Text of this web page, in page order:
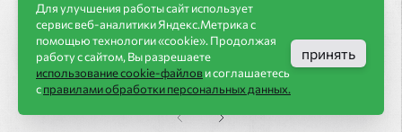
в корзину
Для улучшения работы сайт использует
сервис веб-аналитики Яндекс.Метрика с
помощью технологии «cookie». Продолжая
работу с сайтом, Вы разрешаете
использование cookie-файлови соглашаетесь
справилами обработки персональных данных.
принять